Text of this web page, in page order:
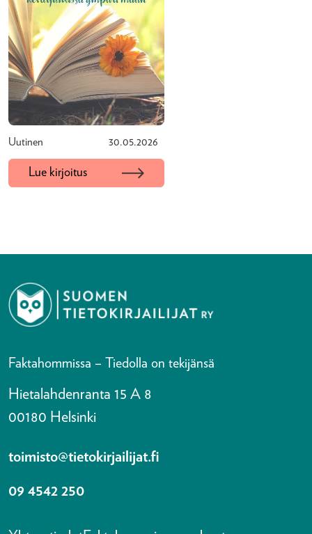
Uutinen 30.05.2026
Lue kirjoitus
Faktahommissa – Tiedolla on tekijänsä
Hietalahdenranta 15 A 8
00180 Helsinki
toimisto@tietokirjailijat.fi
09 4542 250